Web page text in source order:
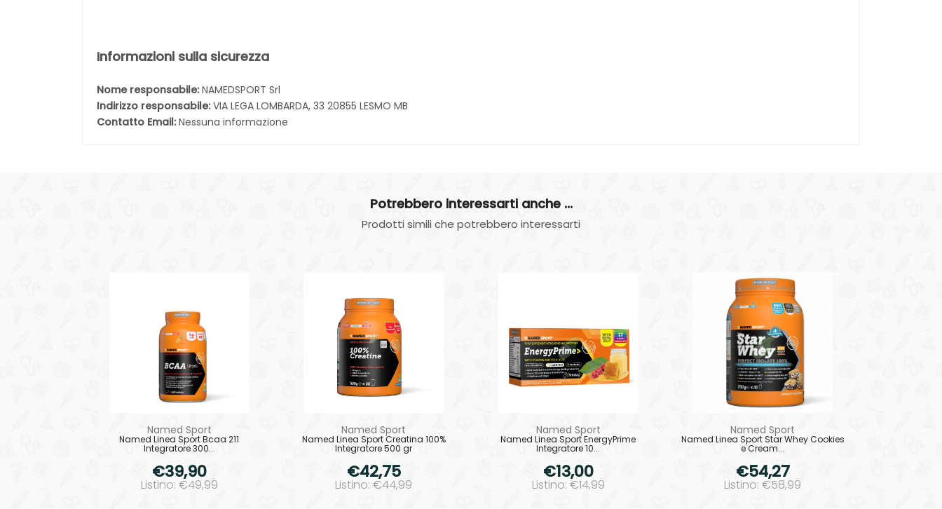
Informazioni sulla sicurezza
Nome responsabile: NAMEDSPORT Srl
Indirizzo responsabile: VIA LEGA LOMBARDA, 33 20855 LESMO MB
Contatto Email: Nessuna informazione
Potrebbero interessarti anche ...
Prodotti simili che potrebbero interessarti
Named Sport
Named Linea Sport Bcaa 211
Integratore 300...
€39,90
Listino: €49,99
Named Sport
Named Linea Sport Creatina 100%
Integratore 500 gr
€42,75
Listino: €44,99
Named Sport
Named Linea Sport EnergyPrime
Integratore 10...
€13,00
Listino: €14,99
Named Sport
Named Linea Sport Star Whey Cookies
e Cream...
€54,27
Listino: €58,99